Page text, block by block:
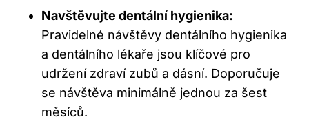
Navštěvujte dentální hygienika:
Pravidelné návštěvy dentálního hygienika
a dentálního lékaře jsou klíčové pro
udržení zdraví zubů a dásní. Doporučuje
se návštěva minimálně jednou za šest
měsíců.